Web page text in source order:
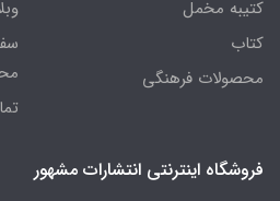
کتیبه مخمل
کتاب
محصولات فرهنگی
فروشگاه اینترنتی انتشارات مشهور